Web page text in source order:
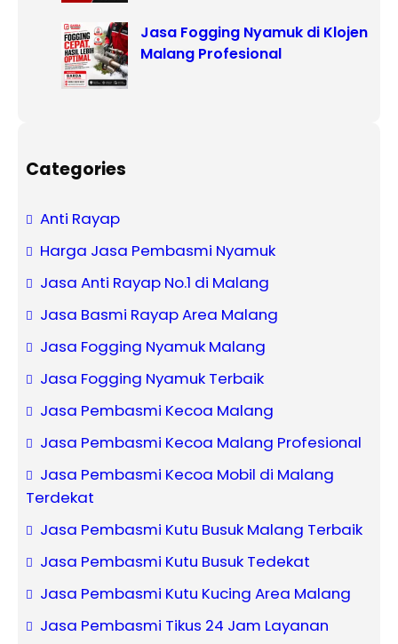
Jasa Fogging Nyamuk di Klojen
Malang Profesional
Categories
Anti Rayap
Harga Jasa Pembasmi Nyamuk
Jasa Anti Rayap No.1 di Malang
Jasa Basmi Rayap Area Malang
Jasa Fogging Nyamuk Malang
Jasa Fogging Nyamuk Terbaik
Jasa Pembasmi Kecoa Malang
Jasa Pembasmi Kecoa Malang Profesional
Jasa Pembasmi Kecoa Mobil di Malang
Terdekat
Jasa Pembasmi Kutu Busuk Malang Terbaik
Jasa Pembasmi Kutu Busuk Tedekat
Jasa Pembasmi Kutu Kucing Area Malang
Jasa Pembasmi Tikus 24 Jam Layanan